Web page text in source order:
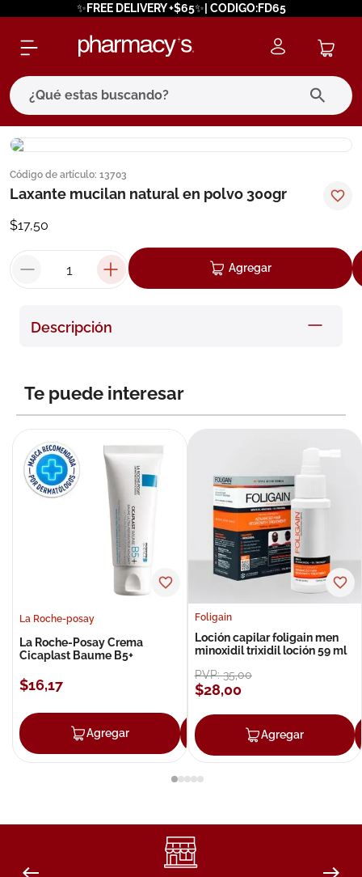
✨FREE DELIVERY +$65✨| CODIGO:FD65
¿Qué estas buscando?
Código de artículo: 13703
Laxante mucilan natural en polvo 300gr
$17,50
Agregar
Descripción
Te puede interesar
La Roche-posay
La Roche-Posay Crema
Cicaplast Baume B5+
$16,17
Agregar Agregar
Foligain
Loción capilar foligain men
minoxidil trixidil loción 59 ml
PVP:35,00
$28,00
Agregar
términos más buscados
1. eucerin
3
pilexil
5. cerave
6 degraler
10.neumoflux